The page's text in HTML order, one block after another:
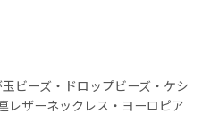
ビーズ・ドロップビーズ・ケシ
レザーネックレス・ヨーロピア